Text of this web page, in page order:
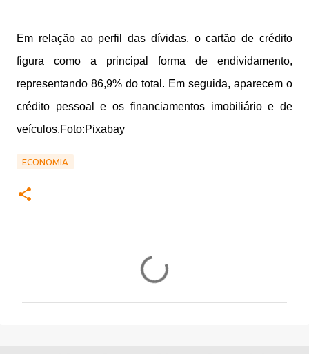
Em relação ao perfil das dívidas, o cartão de crédito
figura como a principal forma de endividamento,
representando 86,9% do total. Em seguida, aparecem o
crédito pessoal e os financiamentos imobiliário e de
veículos.Foto:Pixabay
ECONOMIA